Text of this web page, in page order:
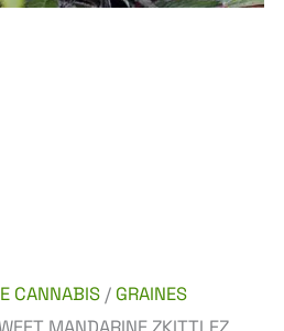
CANNABIS / GRAINES